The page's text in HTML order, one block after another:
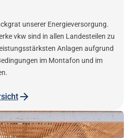
unserer Energieversorgung.
vkw sind in allen Landesteilen zu
Anlagen aufgrund
im Montafon und im